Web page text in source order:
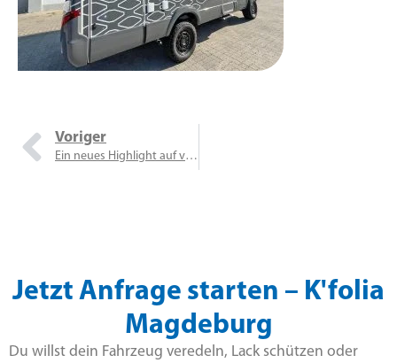
Voriger
Ein neues Highlight auf vier Rädern!
Jetzt Anfrage starten – K'folia
Magdeburg
Du willst dein Fahrzeug veredeln, Lack schützen oder